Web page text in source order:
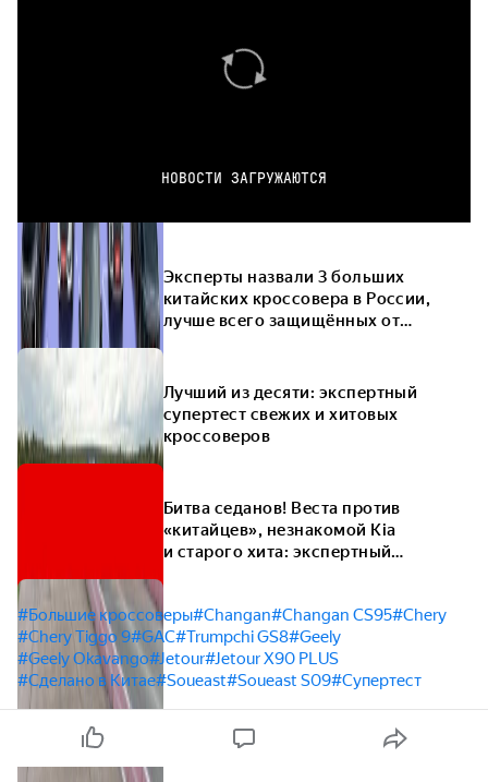
НОВОСТИ ЗАГРУЖАЮТСЯ
Эксперты назвали 3 больших
китайских кроссовера в России,
лучше всего защищённых от
Лучший из десяти: экспертный
супертест свежих и хитовых
кроссоверов
Битва седанов! Веста против
«китайцев», незнакомой Kia
и старого хита: экспертный
#Большие кроссоверы#Changan#Changan CS95#Chery
#Chery Tiggo 9#GAC#Trumpchi GS8#Geely
#Geely Okavango#Jetour#Jetour X90 PLUS
#Сделано в Китае#Soueast#Soueast S09#Супертест